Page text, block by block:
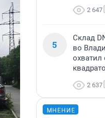
2 647
5
Склад
во
охватил
2 637
МНЕНИЕ